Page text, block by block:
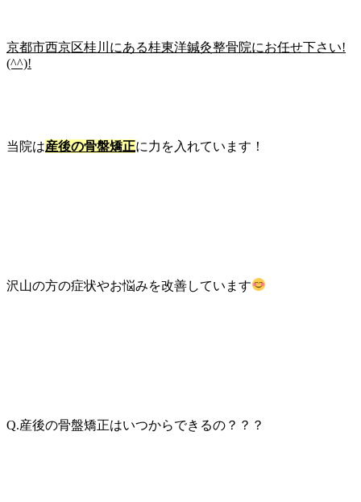
京都市西京区桂川にある桂東洋鍼灸整骨院にお任せ下さい!
(^^)!
当院は産後の骨盤矯正に力を入れています！
沢山の方の症状やお悩みを改善しています
Q.産後の骨盤矯正はいつからできるの？？？